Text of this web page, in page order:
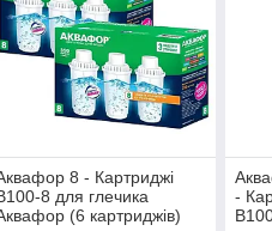
8 - Картриджі
8 для глечика
(6 картриджів)
-